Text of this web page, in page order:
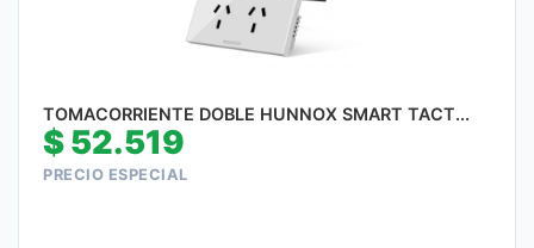
TOMACORRIENTE DOBLE HUNNOX SMART TACT...
$52.519
PRECIO ESPECIAL